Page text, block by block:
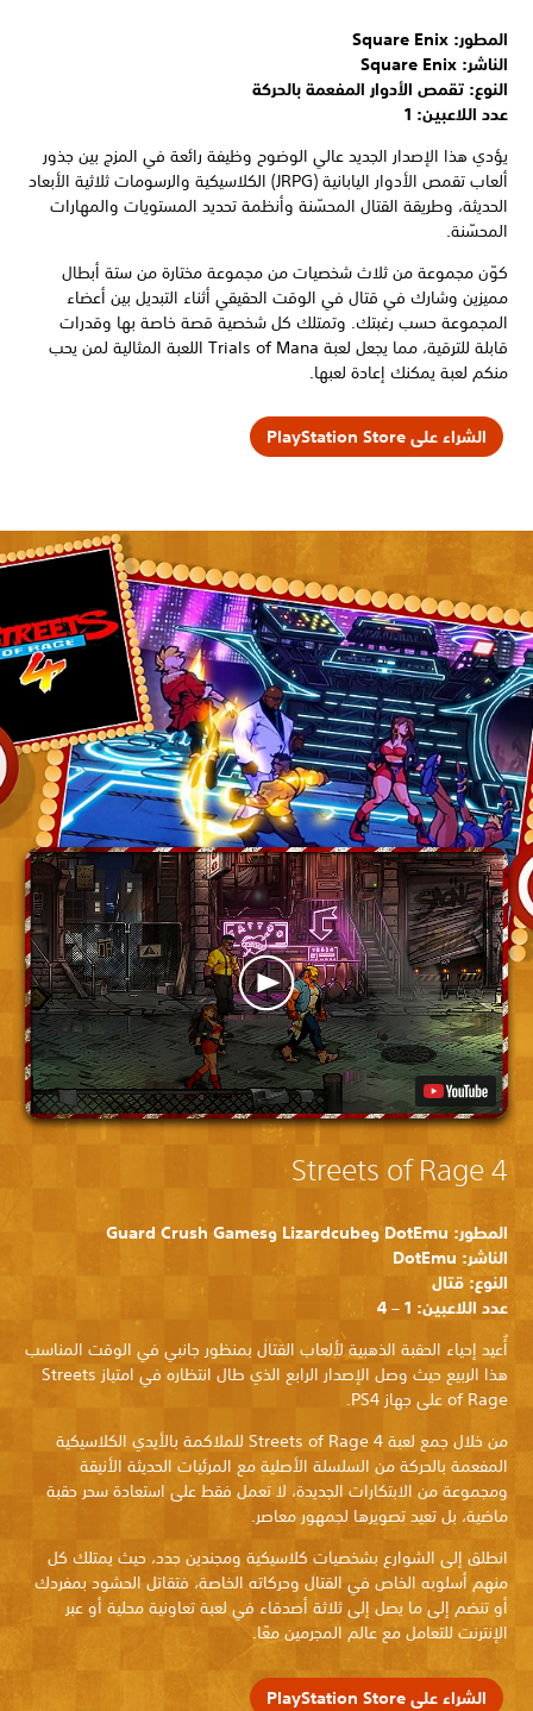
المطور: Square Enix
الناشر: Square Enix
النوع: تقمص الأدوار المفعمة بالحركة
عدد اللاعبين: 1
يؤدي هذا الإصدار الجديد عالي الوضوح وظيفة رائعة في المزج بين جذور
ألعاب تقمص الأدوار اليابانية (JRPG) الكلاسيكية والرسومات ثلاثية الأبعاد
الحديثة، وطريقة القتال المحسّنة وأنظمة تحديد المستويات والمهارات
المحسّنة.
كوّن مجموعة من ثلاث شخصيات من مجموعة مختارة من ستة أبطال
مميزين وشارك في قتال في الوقت الحقيقي أثناء التبديل بين أعضاء
المجموعة حسب رغبتك. وتمتلك كل شخصية قصة خاصة بها وقدرات
قابلة للترقية، مما يجعل لعبة Trials of Mana اللعبة المثالية لمن يحب
منكم لعبة يمكنك إعادة لعبها.
الشراء على PlayStation Store
Streets of Rage 4
المطور: DotEmu وLizardcube وGuard Crush Games
الناشر: DotEmu
النوع: قتال
عدد اللاعبين: 1 – 4
أُعيد إحياء الحقبة الذهبية لألعاب القتال بمنظور جانبي في الوقت المناسب
هذا الربيع حيث وصل الإصدار الرابع الذي طال انتظاره في امتياز Streets
of Rage على جهاز PS4.
من خلال جمع لعبة Streets of Rage 4 للملاكمة بالأيدي الكلاسيكية
المفعمة بالحركة من السلسلة الأصلية مع المرئيات الحديثة الأنيقة
ومجموعة من الابتكارات الجديدة، لا تعمل فقط على استعادة سحر حقبة
ماضية، بل تعيد تصويرها لجمهور معاصر.
انطلق إلى الشوارع بشخصيات كلاسيكية ومجندين جدد، حيث يمتلك كل
منهم أسلوبه الخاص في القتال وحركاته الخاصة، فتقاتل الحشود بمفردك
أو تنضم إلى ما يصل إلى ثلاثة أصدقاء في لعبة تعاونية محلية أو عبر
الإنترنت للتعامل مع عالم المجرمين معًا.
الشراء على PlayStation Store